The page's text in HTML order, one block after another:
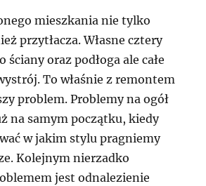
mieszkania nie tylko
przytłacza. Własne cztery
oraz podłoga ale całe
To właśnie z remontem
problem. Problemy na ogół
na samym początku, kiedy
w jakim stylu pragniemy
Kolejnym nierzadko
jest odnalezienie